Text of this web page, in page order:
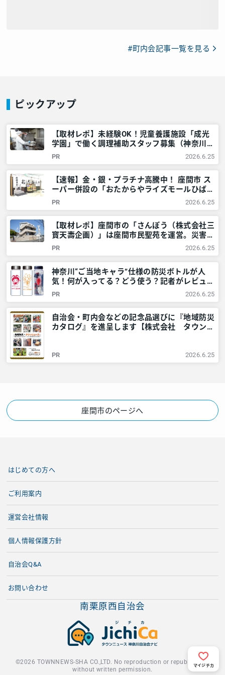
#町内会記事一覧を見る
ピックアップ
【取材レポ】未経験OK！児童養護施設「成光
学園」で働く調理補助スタッフ募集（神奈川県
座間市）～シニア・男性も活躍 – 神奈川・東
京多摩のご近所情報 – レアリア
PR 2026.6.25
【速報】金・銀・プラチナ高騰中！ 座間市 ス
ーパー併設の「おたからやライズモールひばり
が丘店」！どんな物が高価買取に？普段聞きに
くい事を聞いてみた – 神奈川・東京多摩のご
近所情報 – レアリア
PR 2026.6.25
【取材レポ】座間市の「さんぽう（株式会社三
寳天壽企画）」は座間市民聖苑を運営。災害時
には市や警察と協力も – 神奈川・東京多摩の
ご近所情報 – レアリア
PR 2026.6.25
神奈川“ご当地キャラ”仕様の防災ボトルが人
気！何が入ってる？どう使う？記者がレビュー
してみました – 神奈川・東京多摩のご近所情
報 – レアリア
PR 2026.6.25
自治会・町内会などの記念品選びに『地域防災
カタログ』を進呈します【株式会社 タウンニ
PR 2026.6.25
座間市のページへ
南栗原西自治会
はじめての方へ
ご利用案内
運営会社情報
個人情報保護方針
自治会Q&A
お問い合わせ
©2026 TOWNNEWS-SHA CO.,LTD. No reproduction or republication
without written permission.
マイジチカ